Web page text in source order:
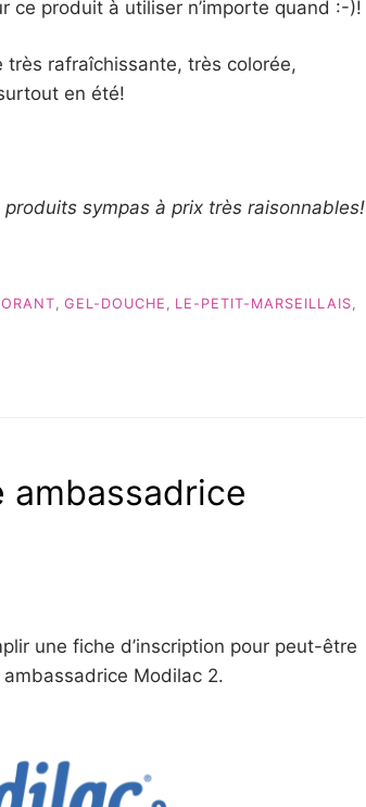
ce produit à utiliser n’importe quand :-)!
rafraîchissante, très colorée,
en été!
sympas à prix très raisonnables!
GEL-DOUCHE LE-PETIT-MARSEILLAIS
ambassadrice
une fiche d’inscription pour peut-être
Modilac 2.